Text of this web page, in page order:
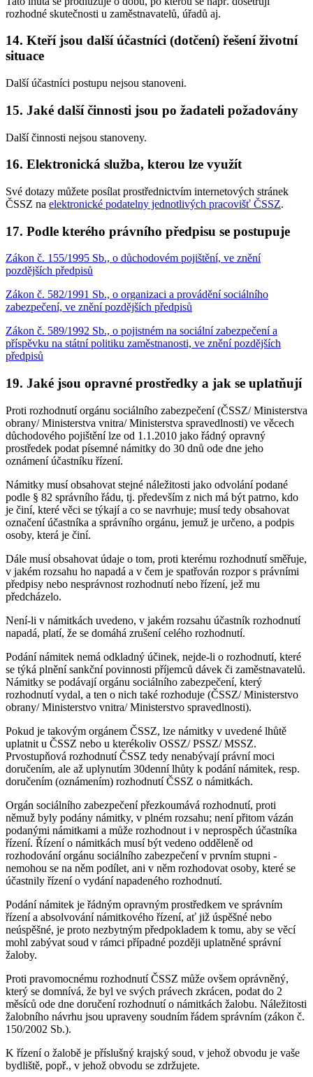
rozhodné skutečnosti u zaměstnavatelů, úřadů aj.
14. Kteří jsou další účastníci (dotčení) řešení životní
situace
Další účastníci postupu nejsou stanoveni.
15. Jaké další činnosti jsou po žadateli požadovány
Další činnosti nejsou stanoveny.
16. Elektronická služba, kterou lze využít
Své dotazy můžete posílat prostřednictvím internetových stránek
ČSSZ na elektronické podatelny jednotlivých pracovišť ČSSZ.
17. Podle kterého právního předpisu se postupuje
Zákon č. 155/1995 Sb., o důchodovém pojištění, ve znění
pozdějších předpisů
Zákon č. 582/1991 Sb., o organizaci a provádění sociálního
zabezpečení, ve znění pozdějších předpisů
Zákon č. 589/1992 Sb., o pojistném na sociální zabezpečení a
příspěvku na státní politiku zaměstnanosti, ve znění pozdějších
předpisů
19. Jaké jsou opravné prostředky a jak se uplatňují
Proti rozhodnutí orgánu sociálního zabezpečení (ČSSZ/ Ministerstva
obrany/ Ministerstva vnitra/ Ministerstva spravedlnosti) ve věcech
důchodového pojištění lze od 1.1.2010 jako řádný opravný
prostředek podat písemné námitky do 30 dnů ode dne jeho
oznámení účastníku řízení.
Námitky musí obsahovat stejné náležitosti jako odvolání podané
podle § 82 správního řádu, tj. především z nich má být patrno, kdo
je činí, které věci se týkají a co se navrhuje; musí tedy obsahovat
označení účastníka a správního orgánu, jemuž je určeno, a podpis
osoby, která je činí.
Dále musí obsahovat údaje o tom, proti kterému rozhodnutí směřuje,
v jakém rozsahu ho napadá a v čem je spatřován rozpor s právními
předpisy nebo nesprávnost rozhodnutí nebo řízení, jež mu
předcházelo.
Není-li v námitkách uvedeno, v jakém rozsahu účastník rozhodnutí
napadá, platí, že se domáhá zrušení celého rozhodnutí.
Podání námitek nemá odkladný účinek, nejde-li o rozhodnutí, které
se týká plnění sankční povinnosti příjemců dávek či zaměstnavatelů.
Námitky se podávají orgánu sociálního zabezpečení, který
rozhodnutí vydal, a ten o nich také rozhoduje (ČSSZ/ Ministerstvo
obrany/ Ministerstvo vnitra/ Ministerstvo spravedlnosti).
Pokud je takovým orgánem ČSSZ, lze námitky v uvedené lhůtě
uplatnit u ČSSZ nebo u kterékoliv OSSZ/ PSSZ/ MSSZ.
Prvostupňová rozhodnutí ČSSZ tedy nenabývají právní moci
doručením, ale až uplynutím 30denní lhůty k podání námitek, resp.
doručením (oznámením) rozhodnutí ČSSZ o námitkách.
Orgán sociálního zabezpečení přezkoumává rozhodnutí, proti
němuž byly podány námitky, v plném rozsahu; není přitom vázán
podanými námitkami a může rozhodnout i v neprospěch účastníka
řízení. Řízení o námitkách musí být vedeno odděleně od
rozhodování orgánu sociálního zabezpečení v prvním stupni -
nemohou se na něm podílet, ani v něm rozhodovat osoby, které se
účastnily řízení o vydání napadeného rozhodnutí.
Podání námitek je řádným opravným prostředkem ve správním
řízení a absolvování námitkového řízení, ať již úspěšné nebo
neúspěšné, je proto nezbytným předpokladem k tomu, aby se věcí
mohl zabývat soud v rámci případné později uplatněné správní
žaloby.
Proti pravomocnému rozhodnutí ČSSZ může ovšem oprávněný,
který se domnívá, že byl ve svých právech zkrácen, podat do 2
měsíců ode dne doručení rozhodnutí o námitkách žalobu. Náležitosti
žalobního návrhu jsou upraveny soudním řádem správním (zákon č.
150/2002 Sb.).
K řízení o žalobě je příslušný krajský soud, v jehož obvodu je vaše
bydliště, popř., v jehož obvodu se zdržujete.